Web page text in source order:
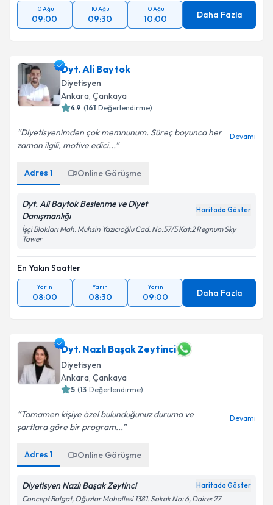
10 Ağu
09:00
10 Ağu
09:30
10 Ağu
10:00 Daha Fazla
Dyt. Ali Baytok
Diyetisyen
Ankara, Çankaya
4.9 (161 Değerlendirme)
Diyetisyenimden çok memnunum. Süreç boyunca her
zaman ilgili, motive edici...
Devamı
Adres 1 Online Görüşme
Dyt. Ali Baytok Beslenme ve Diyet
Danışmanlığı
Haritada Göster
İşçi Blokları Mah. Muhsin Yazıcıoğlu Cad. No:57/5 Kat:2 Regnum Sky
Tower
En Yakın Saatler
Yarın
08:00
Yarın
08:30
Yarın
09:00 Daha Fazla
Dyt. Nazlı Başak Zeytinci
Diyetisyen
Ankara, Çankaya
5 (13 Değerlendirme)
Tamamen kişiye özel bulunduğunuz duruma ve
şartlara göre bir program...
Devamı
Adres 1 Online Görüşme
Diyetisyen Nazlı Başak Zeytinci Haritada Göster
Concept Balgat, Oğuzlar Mahallesi 1381. Sokak No: 6, Daire: 27